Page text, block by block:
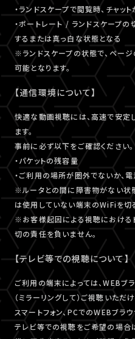
・ランドスケープで閲覧時、チャッ
・ポートレート / ランドスケープ
するまたは真っ白な状態となる
※ランドスケープの状態で、ページ
可能となります。
【通信環境について】
快適な動画視聴には、高速で安定
ます。
事前に必ず以下をご確認ください。
・パケットの残容量
・ご利用の場所が圏外でないか、
※ルータとの間に障害物がない状
は使用していない端末のWiFiを切
※お客様起因による視聴における
切の責任を負いません。
【テレビ等での視聴について】
ご利用の端末によっては、WEBブ
（ミラーリングして）ご視聴いた
スマートフォン、PCでのWEBブラ
テレビ等での視聴をご希望の場合